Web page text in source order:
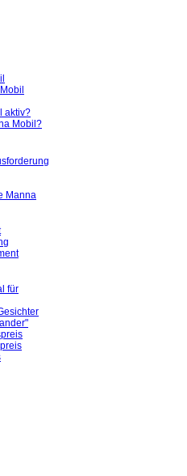
aktiv?
Mobil?
Manna
für